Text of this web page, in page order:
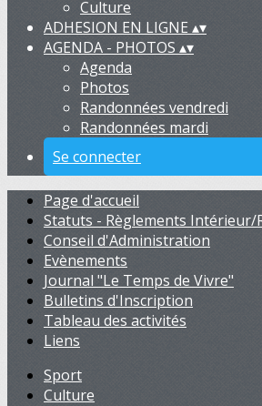
Culture
ADHESION EN LIGNE▴▾
AGENDA - PHOTOS ▴▾
Agenda
Photos
Randonnées vendredi
Randonnées mardi
Se connecter
Page d'accueil
Statuts - Règlements Intérieur/
Conseil d'Administration
Evènements
Journal "Le Temps de Vivre"
Bulletins d'Inscription
Tableau des activités
Liens
Sport
Culture